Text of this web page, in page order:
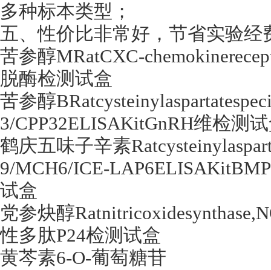
多种标本类型；
五、性价比非常好，节省实验经
苦参醇MRatCXC-
脱酶检测试盒
苦参醇
3/CPP32ELISAKitGnRH维检测
鹤庆五味子辛素
9/MCH6/ICE-
试盒
党参炔醇
性多肽P24检测试盒
黄芩素6-O-葡萄糖苷